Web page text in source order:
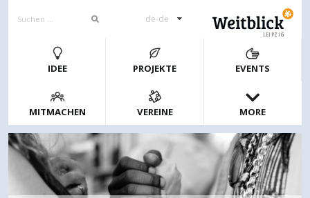
de-de
LEIPZIG
IDEE PROJEKTE EVENTS
MITMACHEN VEREINE MORE